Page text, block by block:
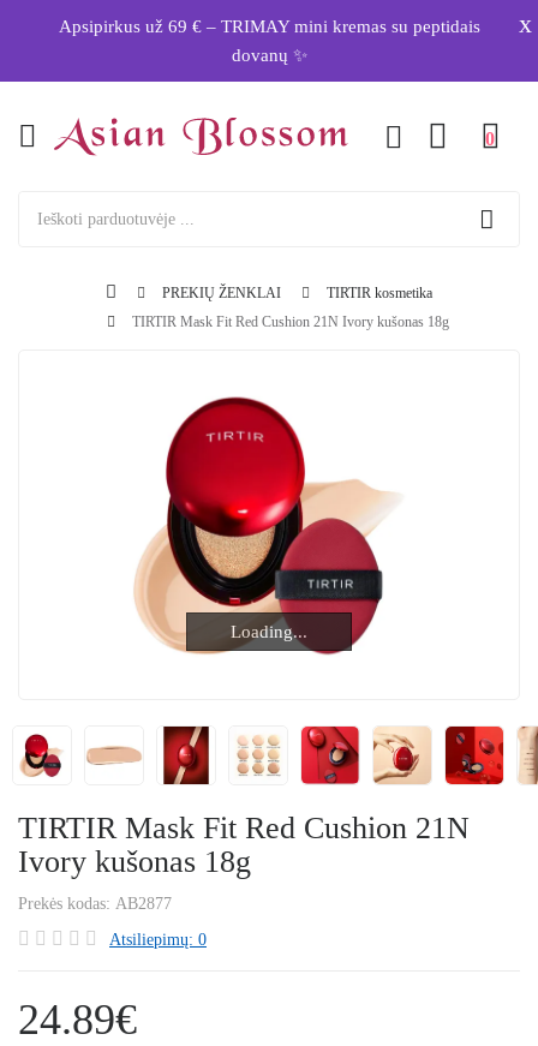
Apsipirkus už 69 € – TRIMAY mini kremas su peptidais
dovanų ✨
x
0
PREKIŲ ŽENKLAI
TIRTIR kosmetika
TIRTIR Mask Fit Red Cushion 21N Ivory kušonas 18g
Loading...
Loading...
TIRTIR Mask Fit Red Cushion 21N
Ivory kušonas 18g
Prekės kodas: AB2877
Atsiliepimų: 0
24.89€